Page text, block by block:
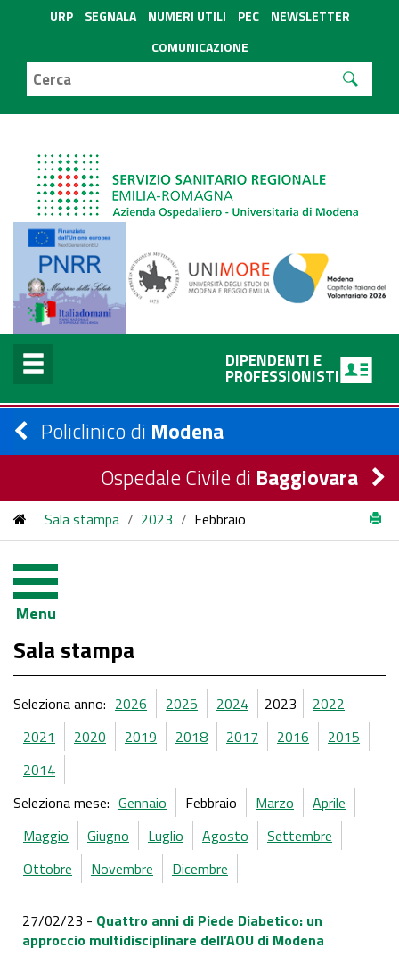
URP SEGNALA NUMERI UTILI PEC
NEWSLETTER
COMUNICAZIONE
DIPENDENTI E
PROFESSIONISTI
Policlinico di Modena
Ospedale Civile di Baggiovara
Sala stampa / 2023 / Febbraio
Menu
Sala stampa
Seleziona anno: 2026 2025 2024 2023
2022
2021
2020 2019 2018 2017 2016
2015
2014
Seleziona mese: Gennaio Febbraio Marzo
Aprile
Maggio
Giugno Luglio Agosto
Settembre
Ottobre
Novembre Dicembre
27/02/23 - Quattro anni di Piede Diabetico: un
approccio multidisciplinare dell’AOU di Modena